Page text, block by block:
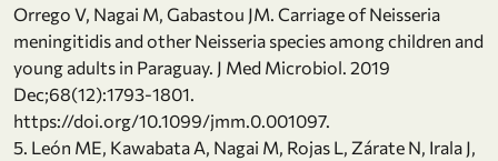
Orrego V, Nagai M, Gabastou JM. Carriage of Neisseria
meningitidis and other Neisseria species among children and
young adults in Paraguay. J Med Microbiol. 2019
Dec;68(12):1793-1801.
https://doi.org/10.1099/jmm.0.001097.
5. León ME, Kawabata A, Nagai M, Rojas L, Zárate N, Irala J,